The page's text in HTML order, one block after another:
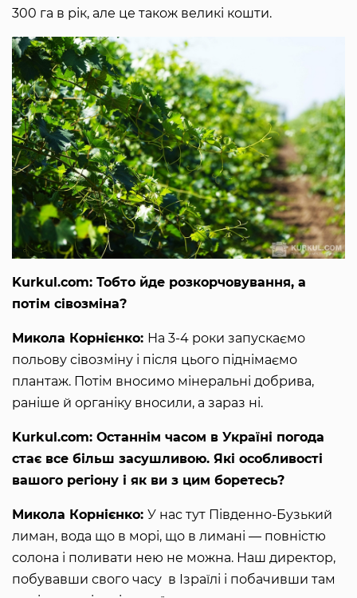
300 га в рік, але це також великі кошти.
Kurkul.com: Тобто йде розкорчовування, а
потім сівозміна?
Микола Корнієнко: На 3-4 роки запускаємо
польову сівозміну і після цього піднімаємо
плантаж. Потім вносимо мінеральні добрива,
раніше й органіку вносили, а зараз ні.
Kurkul.com: Останнім часом в Україні погода
стає все більш засушливою. Які особливості
вашого регіону і як ви з цим боретесь?
Микола Корнієнко: У нас тут Південно-Бузький
лиман, вода що в морі, що в лимані ― повністю
солона і поливати нею не можна. Наш директор,
побувавши свого часу в Ізраїлі і побачивши там